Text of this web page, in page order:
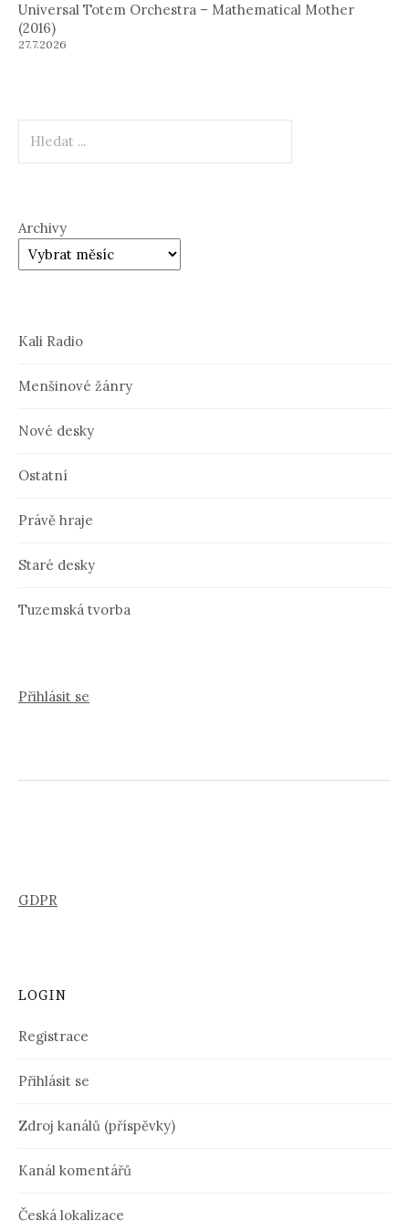
Universal Totem Orchestra – Mathematical Mother
(2016)
27.7.2026
Archivy
Kali Radio
Menšinové žánry
Nové desky
Ostatní
Právě hraje
Staré desky
Tuzemská tvorba
Přihlásit se
GDPR
LOGIN
Registrace
Přihlásit se
Zdroj kanálů (příspěvky)
Kanál komentářů
Česká lokalizace